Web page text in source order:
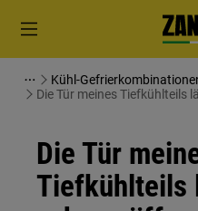
Kühl-
Die Tür meines Tiefkühlteils
Die Tür
Tiefkühlteils